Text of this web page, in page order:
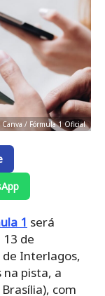
Canva / Fórmula 1 Oficial
1 será
de
Interlagos,
na pista, a
com